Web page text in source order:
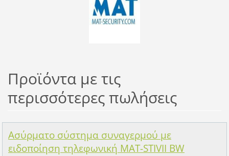
Προϊόντα με τις
περισσότερες πωλήσεις
Ασύρματο σύστημα συναγερμού με
ειδοποίηση τηλεφωνική MAT-STIVII BW